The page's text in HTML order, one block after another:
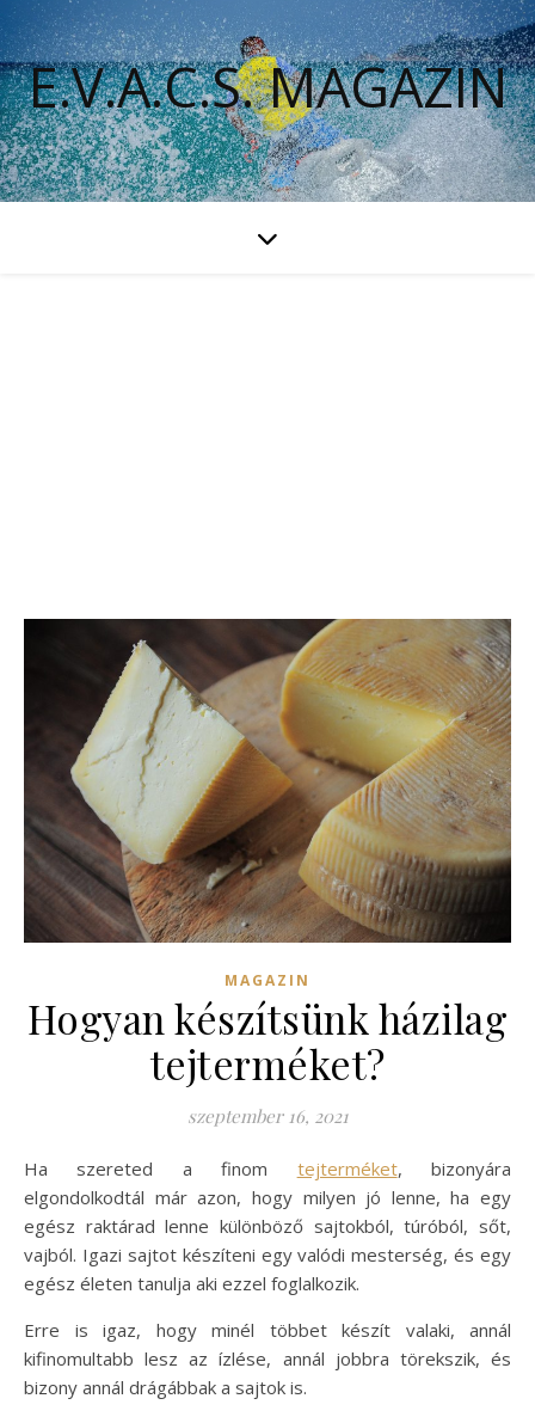
E.V.A.C.S. MAGAZIN
MAGAZIN
Hogyan készítsünk házilag
tejterméket?
szeptember 16, 2021
Ha szereted a finom tejterméket, bizonyára
elgondolkodtál már azon, hogy milyen jó lenne, ha egy
egész raktárad lenne különböző sajtokból, túróból, sőt,
vajból. Igazi sajtot készíteni egy valódi mesterség, és egy
egész életen tanulja aki ezzel foglalkozik.
Erre is igaz, hogy minél többet készít valaki, annál
kifinomultabb lesz az ízlése, annál jobbra törekszik, és
bizony annál drágábbak a sajtok is.